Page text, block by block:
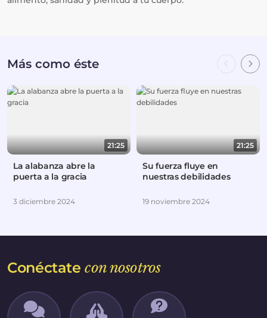
Más como éste
21:25
La alabanza abre la
puerta a la gracia
3 diciembre 2024
21:25
Su fuerza fluye en
nuestras debilidades
19 noviembre 2024
Conéctatecon nosotros